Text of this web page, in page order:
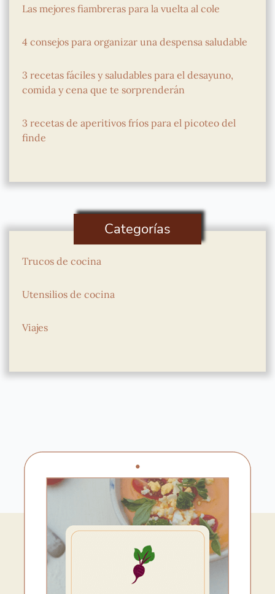
Las mejores fiambreras para la vuelta al cole
4 consejos para organizar una despensa saludable
3 recetas fáciles y saludables para el desayuno,
comida y cena que te sorprenderán
3 recetas de aperitivos fríos para el picoteo del
finde
Categorías
Trucos de cocina
Utensilios de cocina
Viajes